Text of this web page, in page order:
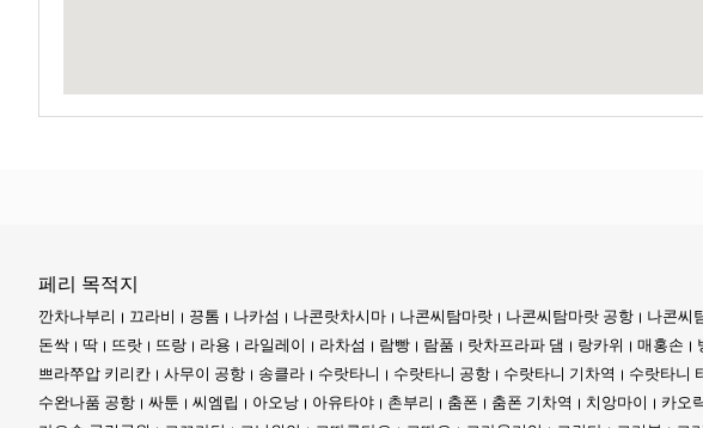
코사무이는 태국만에 자리 잡은 아름다운 섬으로, 애정 어린 마음으로 "좋은 사람들의 도
쇼핑을 원한다면, 활기찬 시장에서 수공예품부터 신선한 농산물까지 다양한 상품을 만나볼
많은 여행객들은 코사무이에서 충분한 시간을 보낼 것을 추천합니다. 이는 그림 같은 풍경
코팡안은 태국의 보석 같은 섬으로, 세계적으로 유명한 풀문 파티와 종종 동일시됩니다. 그
페리 목적지
깐차나부리 끄라비 끙톰 나카섬 나콘랏차시마 나콘씨탐마랏 나콘씨탐마랏 공항
나콘씨
돈싹
딱 뜨랏 뜨랑 라용 라일레이 라차섬 람빵 람품 랏차프라파 댐 랑카위 매홍손
쁘라쭈압 키리칸
사무이 공항 송클라 수랏타니 수랏타니 공항 수랏타니 기차역
수랏타니
수완나품 공항
싸툰 씨엠립 아오낭 아유타야 촌부리 춤폰 춤폰 기차역 치앙마이
카오